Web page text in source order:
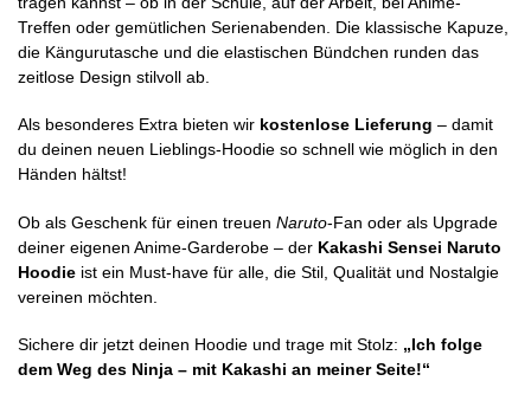
Treffen oder gemütlichen Serienabenden. Die klassische Kapuze,
die Kängurutasche und die elastischen Bündchen runden das
zeitlose Design stilvoll ab.
Als besonderes Extra bieten wir kostenlose Lieferung – damit
du deinen neuen Lieblings-Hoodie so schnell wie möglich in den
Händen hältst!
Ob als Geschenk für einen treuen Naruto-Fan oder als Upgrade
deiner eigenen Anime-Garderobe – der Kakashi Sensei Naruto
Hoodie ist ein Must-have für alle, die Stil, Qualität und Nostalgie
vereinen möchten.
Sichere dir jetzt deinen Hoodie und trage mit Stolz: „Ich folge
dem Weg des Ninja – mit Kakashi an meiner Seite!“